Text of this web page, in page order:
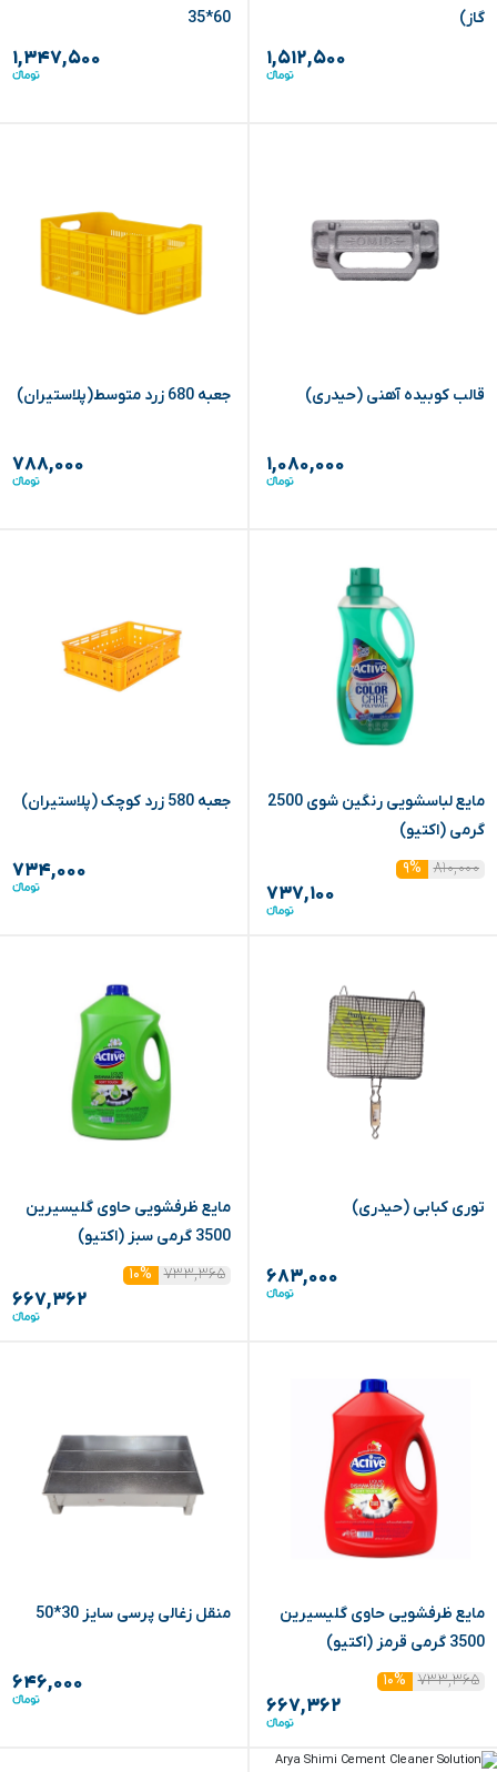
گاز)
۱,۵۱۲,۵۰۰
60*35
۱,۳۴۷,۵۰۰
قالب کوبیده آهنی (حیدری)
۱,۰۸۰,۰۰۰
جعبه 680 زرد متوسط(پلاستیران)
۷۸۸,۰۰۰
مایع لباسشویی رنگین شوی 2500
گرمی (اکتیو)
۸۱۰,۰۰۰
۹%
۷۳۷,۱۰۰
جعبه 580 زرد کوچک (پلاستیران)
۷۳۴,۰۰۰
توری کبابی (حیدری)
۶۸۳,۰۰۰
مایع ظرفشویی حاوی گلیسیرین
3500 گرمی سبز (اکتیو)
۷۳۳,۳۶۵
۱۰%
۶۶۷,۳۶۲
مایع ظرفشویی حاوی گلیسیرین
3500 گرمی قرمز (اکتیو)
۷۳۳,۳۶۵
۱۰%
۶۶۷,۳۶۲
منقل زغالی پرسی سایز 30*50
۶۴۶,۰۰۰